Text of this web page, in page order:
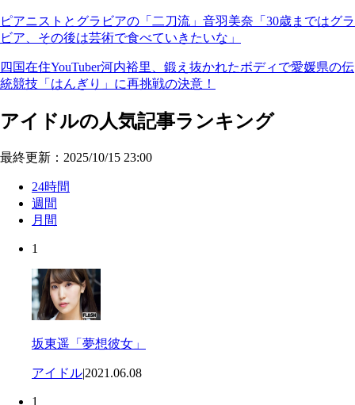
ピアニストとグラビアの「二刀流」音羽美奈「30歳まではグラ
ビア、その後は芸術で食べていきたいな」
四国在住YouTuber河内裕里、鍛え抜かれたボディで愛媛県の伝
統競技「はんぎり」に再挑戦の決意！
アイドルの人気記事ランキング
最終更新：2025/10/15 23:00
24時間
週間
月間
1
坂東遥「夢想彼女」
アイドル|2021.06.08
1